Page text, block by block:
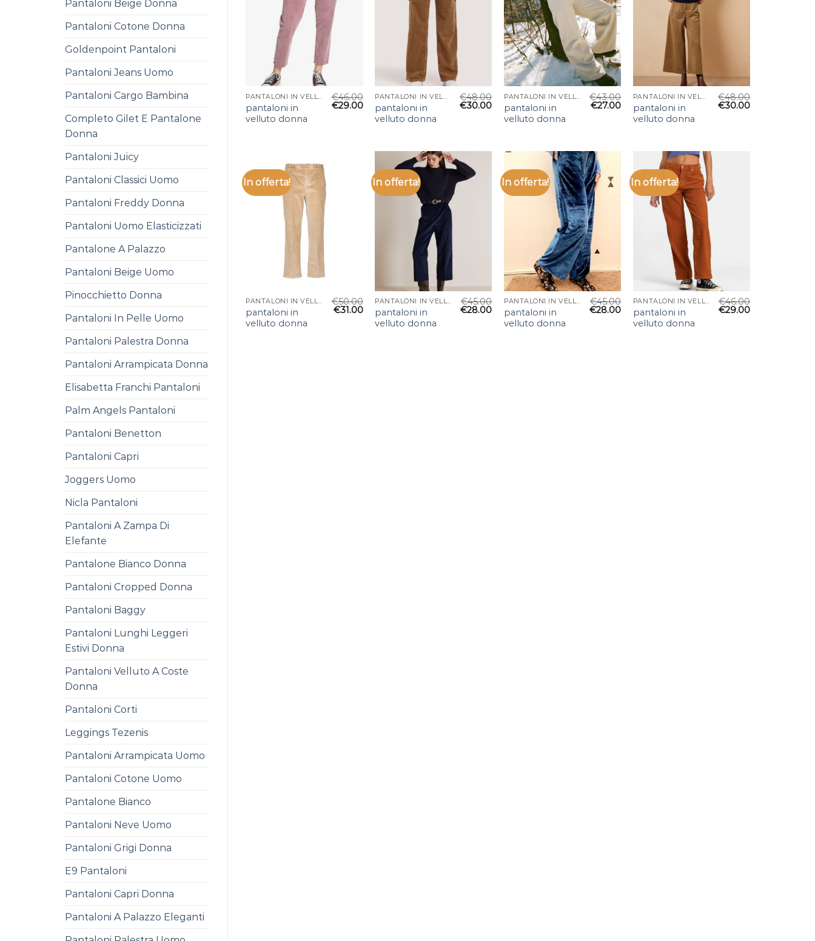
Pantaloni Beige Donna
Pantaloni Cotone Donna
Goldenpoint Pantaloni
Pantaloni Jeans Uomo
Pantaloni Cargo Bambina
Completo Gilet E Pantalone
Donna
Pantaloni Juicy
Pantaloni Classici Uomo
Pantaloni Freddy Donna
Pantaloni Uomo Elasticizzati
Pantalone A Palazzo
Pantaloni Beige Uomo
Pinocchietto Donna
Pantaloni In Pelle Uomo
Pantaloni Palestra Donna
Pantaloni Arrampicata Donna
Elisabetta Franchi Pantaloni
Palm Angels Pantaloni
Pantaloni Benetton
Pantaloni Capri
Joggers Uomo
Nicla Pantaloni
Pantaloni A Zampa Di
Elefante
Pantalone Bianco Donna
Pantaloni Cropped Donna
Pantaloni Baggy
Pantaloni Lunghi Leggeri
Estivi Donna
Pantaloni Velluto A Coste
Donna
Pantaloni Corti
Leggings Tezenis
Pantaloni Arrampicata Uomo
Pantaloni Cotone Uomo
Pantalone Bianco
Pantaloni Neve Uomo
Pantaloni Grigi Donna
E9 Pantaloni
Pantaloni Capri Donna
Pantaloni A Palazzo Eleganti
PANTALONI IN VELLUTO DONNA
pantaloni in
velluto donna
€46.00
€29.00
PANTALONI IN VELLUTO DONNA
pantaloni in
velluto donna
€48.00
€30.00
PANTALONI IN VELLUTO DONNA
pantaloni in
velluto donna
€43.00
€27.00
PANTALONI IN VELLUTO DONNA
pantaloni in
velluto donna
€48.00
€30.00
In offerta!
PANTALONI IN VELLUTO DONNA
pantaloni in
velluto donna
€50.00
€31.00
In offerta!
PANTALONI IN VELLUTO DONNA
pantaloni in
velluto donna
€45.00
€28.00
In offerta!
PANTALONI IN VELLUTO DONNA
pantaloni in
velluto donna
€45.00
€28.00
In offerta!
PANTALONI IN VELLUTO DONNA
pantaloni in
velluto donna
€46.00
€29.00